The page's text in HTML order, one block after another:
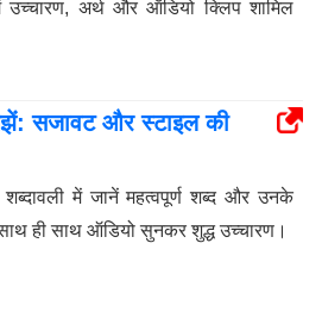
उच्चारण, अर्थ और ऑडियो क्लिप शामिल
सजावट और स्टाइल की
में जानें महत्वपूर्ण शब्द और उनके
ही साथ ऑडियो सुनकर शुद्ध उच्चारण।